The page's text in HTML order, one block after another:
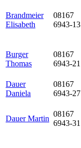
Brandmeier
Elisabeth
08167
6943-13
Burger
Thomas
08167
6943-21
Dauer
Daniela
08167
6943-27
Dauer Martin
08167
6943-31